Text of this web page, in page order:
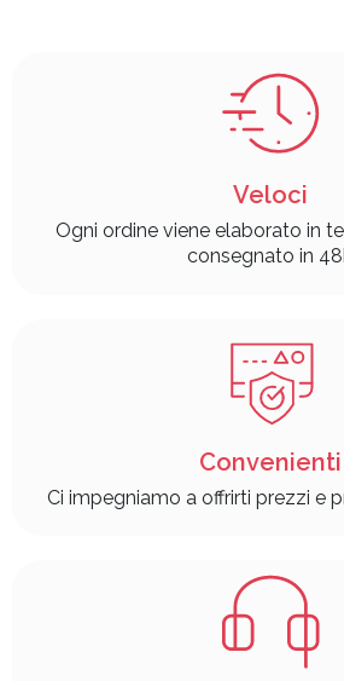
Veloci
Ogni ordine viene elaborato in
consegnato in
Convenienti
Ci impegniamo a offrirti prezzi e